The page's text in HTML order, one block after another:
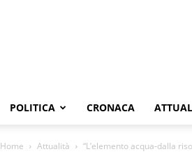
POLITICA CRONACA
Home Attualità “L’elemento acqua-dalla